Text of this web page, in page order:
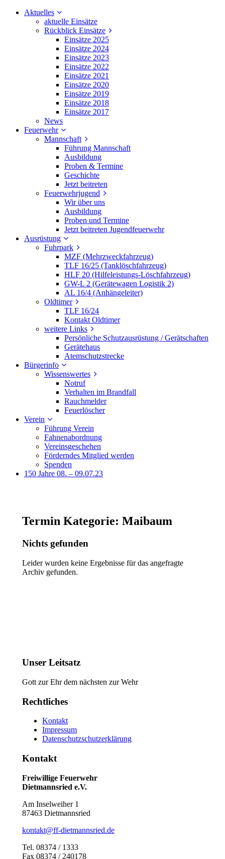
Aktuelles
aktuelle Einsätze
Rückblick Einsätze
Einsätze 2025
Einsätze 2024
Einsätze 2023
Einsätze 2022
Einsätze 2021
Einsätze 2020
Einsätze 2019
Einsätze 2018
Einsätze 2017
News
Feuerwehr
Mannschaft
Führung Mannschaft
Ausbildung
Proben & Termine
Geschichte
Jetzt beitreten
Feuerwehrjugend
Wir über uns
Ausbildung
Proben und Termine
Jetzt beitreten Jugendfeuerwehr
Ausrüstung
Fuhrpark
MZF (Mehrzweckfahrzeug)
TLF 16/25 (Tanklöschfahrzeug)
HLF 20 (Hilfeleistungs-Löschfahrzeug)
GW-L 2 (Gerätewagen Logistik 2)
AL 16/4 (Anhängeleiter)
Oldtimer
TLF 16/24
Kontakt Oldtimer
weitere Links
Persönliche Schutzausrüstung / Gerätschaften
Gerätehaus
Atemschutzstrecke
Bürgerinfo
Wissenswertes
Notruf
Verhalten im Brandfall
Rauchmelder
Feuerlöscher
Verein
Führung Verein
Fahnenabordnung
Vereinsgeschehen
Förderndes Mitglied werden
Spenden
150 Jahre 08. – 09.07.23
Termin Kategorie: Maibaum
Nichts gefunden
Leider wurden keine Ergebnisse für das angefragte
Archiv gefunden.
Unser Leitsatz
Gott zur Ehr dem nächsten zur Wehr
Rechtliches
Kontakt
Impressum
Datenschutzschutzerklärung
Kontakt
Freiwillige Feuerwehr
Dietmannsried e.V.
Am Inselweiher 1
87463 Dietmannsried
kontakt@ff-dietmannsried.de
Tel. 08374 / 1333
Fax 08374 / 240178